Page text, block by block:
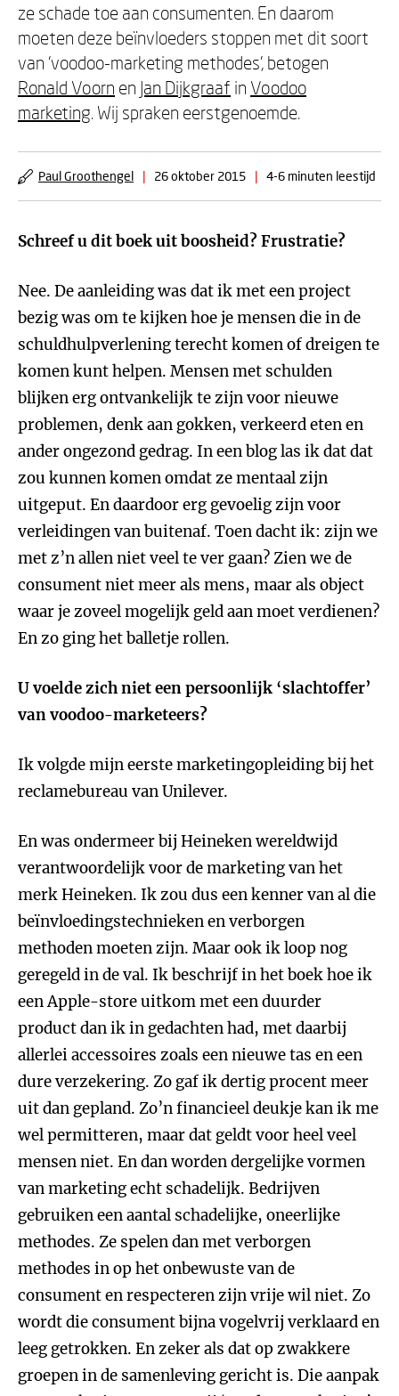
ze schade toe aan consumenten. En daarom
moeten deze beïnvloeders stoppen met dit soort
van ‘voodoo-marketing methodes’, betogen
Ronald Voorn en Jan Dijkgraaf in Voodoo
marketing. Wij spraken eerstgenoemde.
Paul Groothengel | 26 oktober 2015 | 4-6 minuten leestijd
Schreef u dit boek uit boosheid? Frustratie?
Nee. De aanleiding was dat ik met een project
bezig was om te kijken hoe je mensen die in de
schuldhulpverlening terecht komen of dreigen te
komen kunt helpen. Mensen met schulden
blijken erg ontvankelijk te zijn voor nieuwe
problemen, denk aan gokken, verkeerd eten en
ander ongezond gedrag. In een blog las ik dat dat
zou kunnen komen omdat ze mentaal zijn
uitgeput. En daardoor erg gevoelig zijn voor
verleidingen van buitenaf. Toen dacht ik: zijn we
met z’n allen niet veel te ver gaan? Zien we de
consument niet meer als mens, maar als object
waar je zoveel mogelijk geld aan moet verdienen?
En zo ging het balletje rollen.
U voelde zich niet een persoonlijk ‘slachtoffer’
van voodoo-marketeers?
Ik volgde mijn eerste marketingopleiding bij het
reclamebureau van Unilever.
En was ondermeer bij Heineken wereldwijd
verantwoordelijk voor de marketing van het
merk Heineken. Ik zou dus een kenner van al die
beïnvloedingstechnieken en verborgen
methoden moeten zijn. Maar ook ik loop nog
geregeld in de val. Ik beschrijf in het boek hoe ik
een Apple-store uitkom met een duurder
product dan ik in gedachten had, met daarbij
allerlei accessoires zoals een nieuwe tas en een
dure verzekering. Zo gaf ik dertig procent meer
uit dan gepland. Zo’n financieel deukje kan ik me
wel permitteren, maar dat geldt voor heel veel
mensen niet. En dan worden dergelijke vormen
van marketing echt schadelijk. Bedrijven
gebruiken een aantal schadelijke, oneerlijke
methodes. Ze spelen dan met verborgen
methodes in op het onbewuste van de
consument en respecteren zijn vrije wil niet. Zo
wordt die consument bijna vogelvrij verklaard en
leeg getrokken. En zeker als dat op zwakkere
groepen in de samenleving gericht is. Die aanpak